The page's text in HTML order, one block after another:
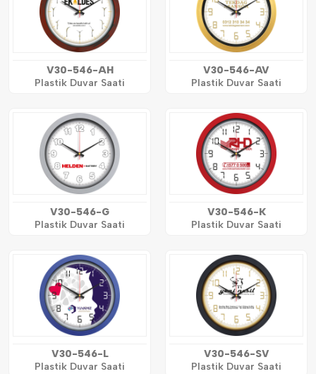
V30-546-AH
Plastik Duvar Saati
V30-546-AV
Plastik Duvar Saati
V30-546-G
Plastik Duvar Saati
V30-546-K
Plastik Duvar Saati
V30-546-L
Plastik Duvar Saati
V30-546-SV
Plastik Duvar Saati